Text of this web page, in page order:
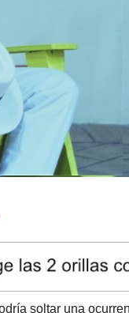
soltar una